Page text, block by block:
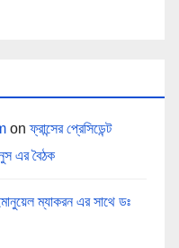
onফ্রান্সের প্রেসিডেন্ট
এর বৈঠক
ম্যাকরন এর সাথে ডঃ